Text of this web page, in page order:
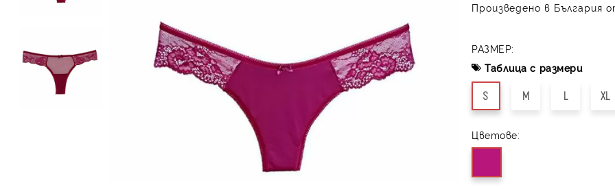
Произведено в България
РАЗМЕР:
Таблица с размери
S M L XL
Цветове: